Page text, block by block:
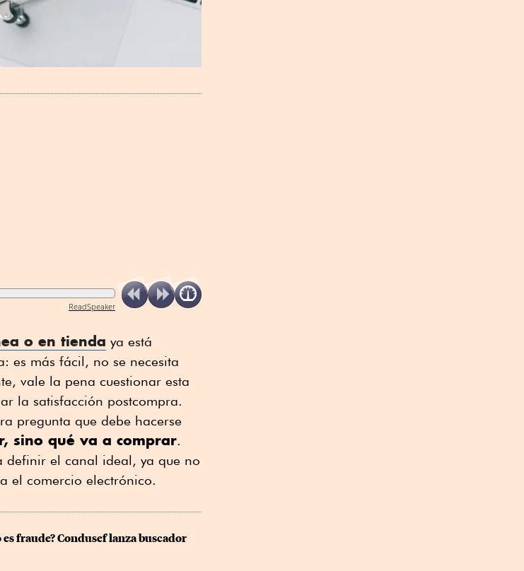
ReadSpeaker
o en tienda ya está
es más fácil, no se necesita
vale la pena cuestionar esta
la satisfacción postcompra.
pregunta que debe hacerse
sino qué va a comprar.
definir el canal ideal, ya que no
el comercio electrónico.
fraude? Condusef lanza buscador